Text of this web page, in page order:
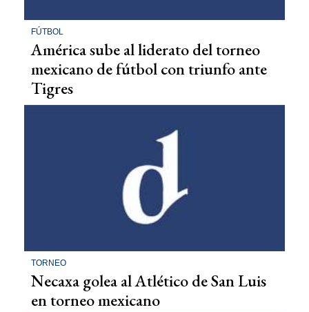
FÚTBOL
América sube al liderato del torneo
mexicano de fútbol con triunfo ante
Tigres
TORNEO
Necaxa golea al Atlético de San Luis
en torneo mexicano